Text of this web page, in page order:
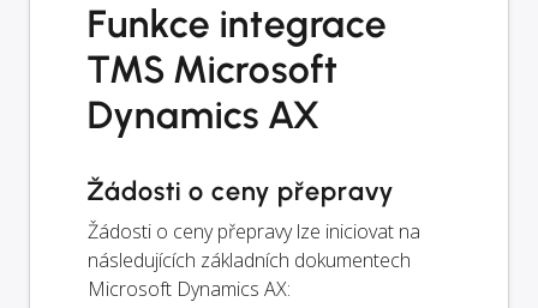
Funkce integrace
TMS Microsoft
Dynamics AX
Žádosti o ceny přepravy
Žádosti o ceny přepravy lze iniciovat na
následujících základních dokumentech
Microsoft Dynamics AX: